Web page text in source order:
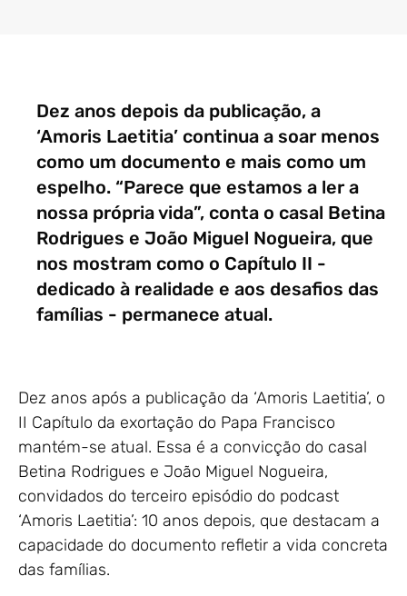
Dez anos depois da publicação, a
‘Amoris Laetitia’ continua a soar menos
como um documento e mais como um
espelho. “Parece que estamos a ler a
nossa própria vida”, conta o casal Betina
Rodrigues e João Miguel Nogueira, que
nos mostram como o Capítulo II -
dedicado à realidade e aos desafios das
famílias - permanece atual.
Dez anos após a publicação da ‘Amoris Laetitia’, o
II Capítulo da exortação do Papa Francisco
mantém-se atual. Essa é a convicção do casal
Betina Rodrigues e João Miguel Nogueira,
convidados do terceiro episódio do podcast
‘Amoris Laetitia’: 10 anos depois, que destacam a
capacidade do documento refletir a vida concreta
das famílias.